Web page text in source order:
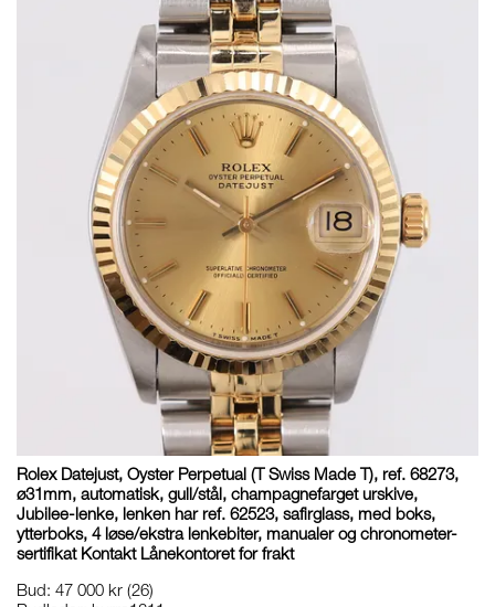
Rolex Datejust, Oyster Perpetual (T Swiss Made T), ref. 68273,
ø31mm, automatisk, gull/stål, champagnefarget urskive,
Jubilee-lenke, lenken har ref. 62523, safirglass, med boks,
ytterboks, 4 løse/ekstra lenkebiter, manualer og chronometer-
sertifikat Kontakt Lånekontoret for frakt
Bud: 47 000 kr (26)